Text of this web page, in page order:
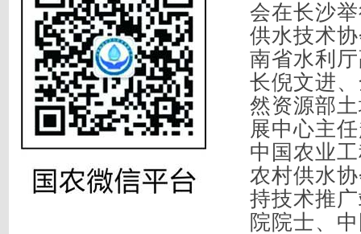
会在长沙
供水技术
南省水利
长倪文进
然资源部
展中心主
中国农业
农村供水
持技术推
院院士、